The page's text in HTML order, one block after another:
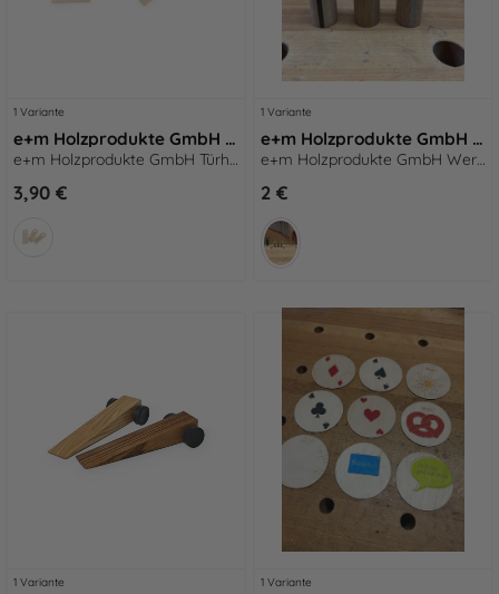
1 Variante
e+m Holzprodukte GmbH Türhänger HANG-ON Türhänger - Pause
e+m Holzprodukte GmbH Türhänger HANG-ON Türhänger - Pause
3,90 €
1 Variante
e+m Holzprodukte GmbH Werksverkauf Weinflasche silber
e+m Holzprodukte GmbH Werksverkauf Weinflasche silber
2 €
1 Variante 1 Variante